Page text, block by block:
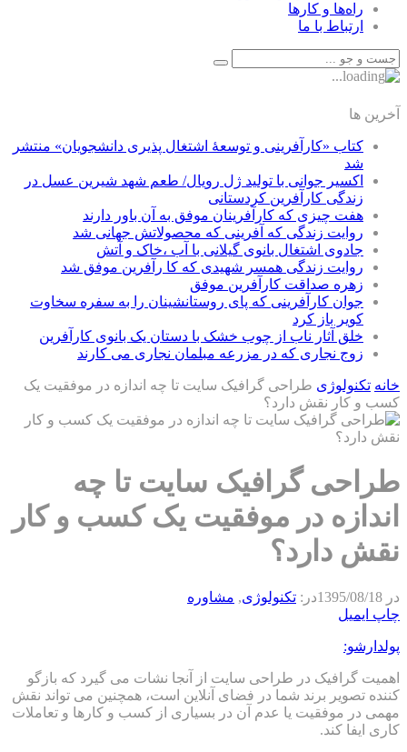
راه‌ها و كارها
ارتباط با ما
آخرین ها
کتاب «کارآفرینی و توسعۀ اشتغال پذیری دانشجویان» منتشر
شد
اکسیر جوانی با تولید ژل رویال/ طعم شهد شیرین عسل‌ در
زندگی کارآفرین کردستانی
هفت چیزی که کارآفرینان موفق به آن باور دارند
روایت زندگی که آفرینی که محصولاتش جهانی شد
جادوی اشتغال بانوی گیلانی با آب ،خاک و آتش
روایت زندگی همسر شهیدی که کا رآفرین موفق شد
زهره صداقت کارآفرین موفق
جوان کارآفرینی که پای روستانشینان را به سفره سخاوت
کویر باز کرد
خلق آثار ناب از چوب خشک با دستان یک بانوی کارآفرین
زوج نجاری که در مزرعه مبلمان نجاری می کارند
خانه تکنولوژی طراحی گرافیک سایت تا چه اندازه در موفقیت یک
کسب و کار نقش دارد؟
طراحی گرافیک سایت تا چه
اندازه در موفقیت یک کسب و کار
نقش دارد؟
در 1395/08/18در: تکنولوژی, مشاوره
چاپ ایمیل
پولدارشو:
اهمیت گرافیک در طراحی سایت از آنجا نشات می گیرد که بازگو
کننده تصویر برند شما در فضای آنلاین است، همچنین می تواند نقش
مهمی در موفقیت یا عدم آن در بسیاری از کسب و کارها و تعاملات
کاری ایفا کند.